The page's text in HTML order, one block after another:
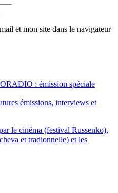
et mon site dans le navigateur
: émission spéciale
émissions, interviews et
le cinéma (festival Russenko),
et tradionnelle) et les